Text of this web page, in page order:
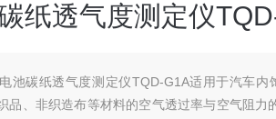
纸透气度测定仪
池碳纸透气度测定仪TQD-G1A适用于汽车内
品、非织造布等材料的空气透过率与空气阻力